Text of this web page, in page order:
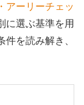
アーリーチェッ
に選ぶ基準を用
を読み解き、